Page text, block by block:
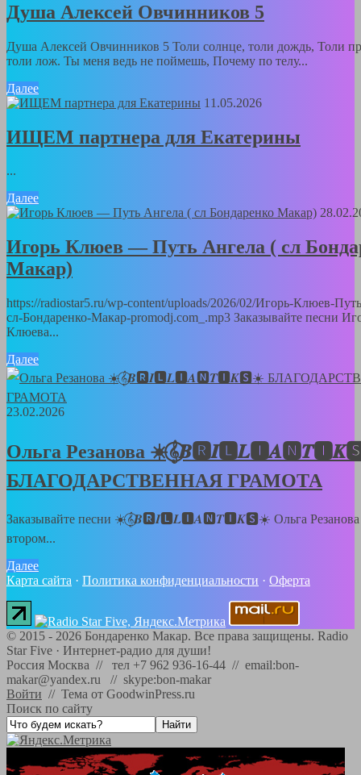
Душа Алексей Овчинников 5
Душа Алексей Овчинников 5 Толи солнце, толи дождь, Толи
толи лож. Ты меня ведь не поймешь, Почему по телу...
Далее
11.05.2026
ИЩЕМ партнера для Екатерины
...
Далее
Игорь Клюев — Путь Ангела ( сл
Макар)
https://radiostar5.ru/wp-content/uploads/2026/02/Игорь-Клюев-
сл-Бондаренко-Макар-promodj.com_.mp3 Заказывайте песни
Клюева...
Далее
23.02.2026
Ольга Резанова
БЛАГОДАРСТВЕННАЯ ГРАМОТА
Заказывайте песни ☀️𝄞⃝𝑩🆁𝑰🅻𝑳🅸𝑨🅽𝑻🅸𝑲🆂☀️ Ольга Резанова
втором...
Далее
Карта сайта · Политика конфиденциальности · Оферта
© 2015 - 2026 Бондаренко Макар. Все права защищены. Radio
Star Five · Интернет-радио для души!
Россия Москва // тел +7 962 936-16-44 // email:bon-
makar@yandex.ru // skype:bon-makar
Войти // Тема от GoodwinPress.ru
Поиск по сайту